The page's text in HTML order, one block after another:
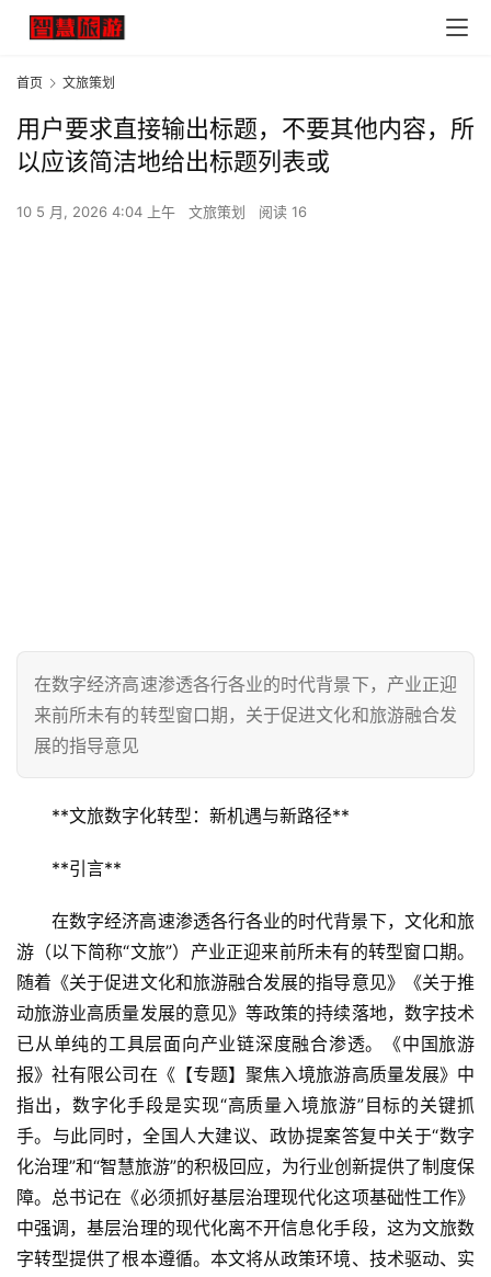
首页 文旅策划
用户要求直接输出标题，不要其他内容，所
以应该简洁地给出标题列表或
10 5 月, 2026 4:04 上午 文旅策划 阅读 16
在数字经济高速渗透各行各业的时代背景下，产业正迎
来前所未有的转型窗口期，关于促进文化和旅游融合发
展的指导意见
**文旅数字化转型：新机遇与新路径**
**引言**
在数字经济高速渗透各行各业的时代背景下，文化和旅
游（以下简称“文旅”）产业正迎来前所未有的转型窗口期。
随着《关于促进文化和旅游融合发展的指导意见》《关于推
动旅游业高质量发展的意见》等政策的持续落地，数字技术
已从单纯的工具层面向产业链深度融合渗透。《中国旅游
报》社有限公司在《【专题】聚焦入境旅游高质量发展》中
指出，数字化手段是实现“高质量入境旅游”目标的关键抓
手。与此同时，全国人大建议、政协提案答复中关于“数字
化治理”和“智慧旅游”的积极回应，为行业创新提供了制度保
障。总书记在《必须抓好基层治理现代化这项基础性工作》
中强调，基层治理的现代化离不开信息化手段，这为文旅数
字转型提供了根本遵循。本文将从政策环境、技术驱动、实